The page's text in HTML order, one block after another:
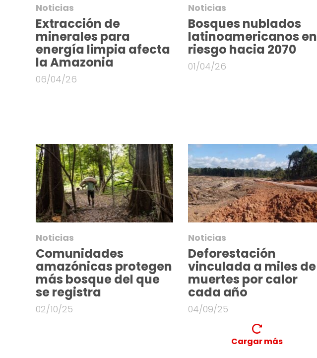
Noticias
Extracción de
minerales para
energía limpia afecta
la Amazonia
06/04/26
Noticias
Bosques nublados
latinoamericanos en
riesgo hacia 2070
01/04/26
Noticias
Comunidades
amazónicas protegen
más bosque del que
se registra
02/10/25
Noticias
Deforestación
vinculada a miles de
muertes por calor
cada año
04/09/25
Cargar más